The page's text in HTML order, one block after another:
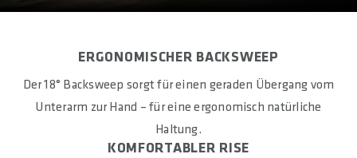
MAXIMAL KÜRZBARE BREITE IN MM
RISE IN MM
35
ERGONOMISCHER BACKSWEEP
Der 18° Backsweep sorgt für einen geraden Übergang vom
Unterarm zur Hand – für eine ergonomisch natürliche
Haltung.
KOMFORTABLER RISE